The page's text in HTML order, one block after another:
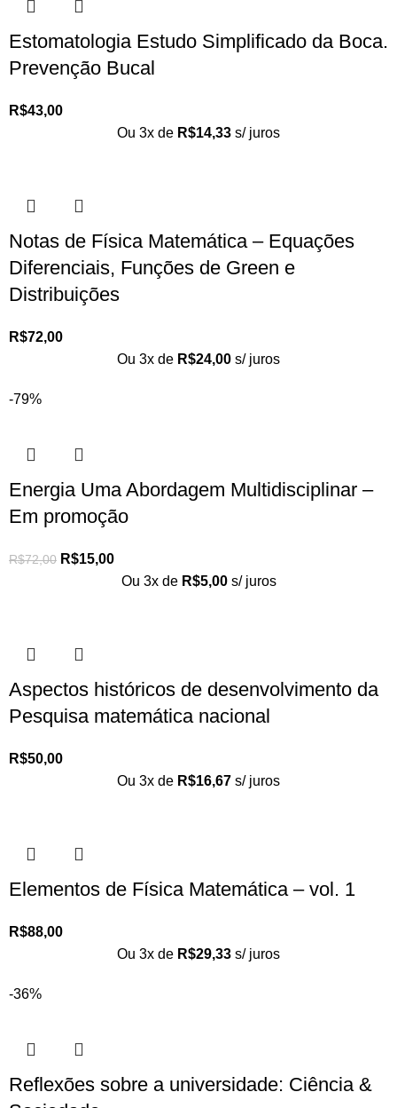
Estomatologia Estudo Simplificado da Boca.
Prevenção Bucal
R$43,00
Ou 3x de R$14,33 s/ juros
Notas de Física Matemática – Equações
Diferenciais, Funções de Green e
Distribuições
R$72,00
Ou 3x de R$24,00 s/ juros
-79%
Energia Uma Abordagem Multidisciplinar –
Em promoção
R$72,00 R$15,00
Ou 3x de R$5,00 s/ juros
Aspectos históricos de desenvolvimento da
Pesquisa matemática nacional
R$50,00
Ou 3x de R$16,67 s/ juros
Elementos de Física Matemática – vol. 1
R$88,00
Ou 3x de R$29,33 s/ juros
-36%
Reflexões sobre a universidade: Ciência &